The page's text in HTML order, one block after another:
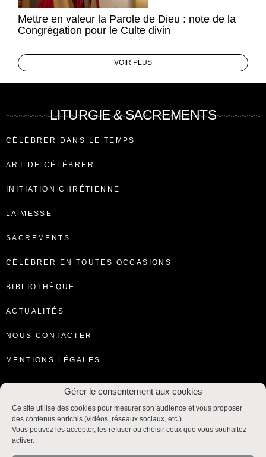
Gérer le consentement aux cookies
Ce site utilise des cookies pour mesurer son audience et vous proposer
des contenus enrichis (vidéos, réseaux sociaux, etc.).
Vous pouvez les accepter, les refuser ou choisir ceux que vous souhaitez
activer.
Mettre en valeur la Parole de Dieu : note de la
Congrégation pour le Culte divin
VOIR PLUS
LITURGIE & SACREMENTS
CÉLÉBRER DANS LE TEMPS
ART DE CÉLÉBRER
INITIATION CHRÉTIENNE
LA MESSE
SACREMENTS
CÉLÉBRER EN TOUTES OCCASIONS
BIBLIOTHÈQUE
ACTUALITÉS
NOUS CONTACTER
MENTIONS LÉGALES